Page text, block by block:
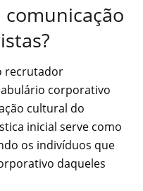
recrutador
corporativo
cultural do
inicial serve como
os indivíduos que
daqueles